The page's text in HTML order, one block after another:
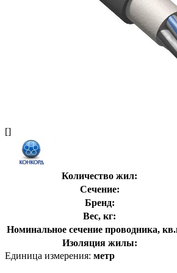
[]
Количество жил:
Сечение:
Бренд:
Вес, кг:
Номинальное сечение проводника,
Изоляция жилы:
Единица измерения: метр